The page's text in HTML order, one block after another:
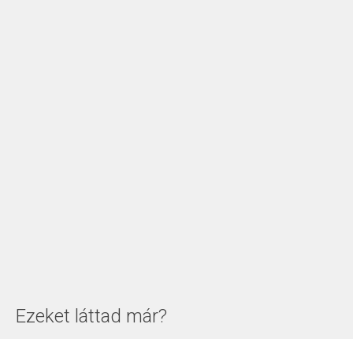
Ezeket láttad már?